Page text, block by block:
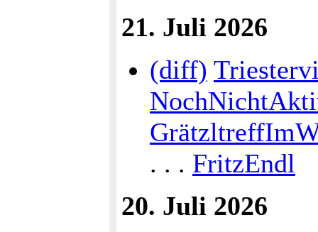
21. Juli 2026
(diff)
. . . FritzEndl
20. Juli 2026